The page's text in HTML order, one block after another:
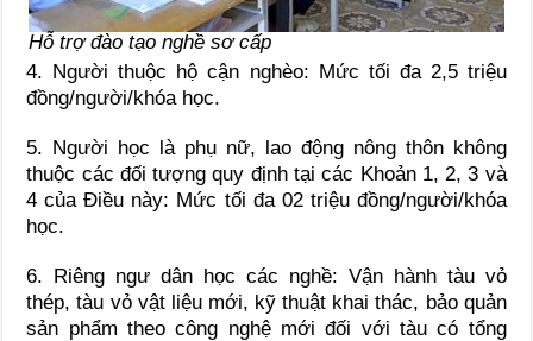
Hỗ trợ đào tạo nghề sơ cấp
4. Người thuộc hộ cận nghèo: Mức tối đa 2,5 triệu
đồng/người/khóa học.
5. Người học là phụ nữ, lao động nông thôn không
thuộc các đối tượng quy định tại các Khoản 1, 2, 3 và
4 của Điều này: Mức tối đa 02 triệu đồng/người/khóa
học.
6. Riêng ngư dân học các nghề: Vận hành tàu vỏ
thép, tàu vỏ vật liệu mới, kỹ thuật khai thác, bảo quản
sản phẩm theo công nghệ mới đối với tàu có tổng